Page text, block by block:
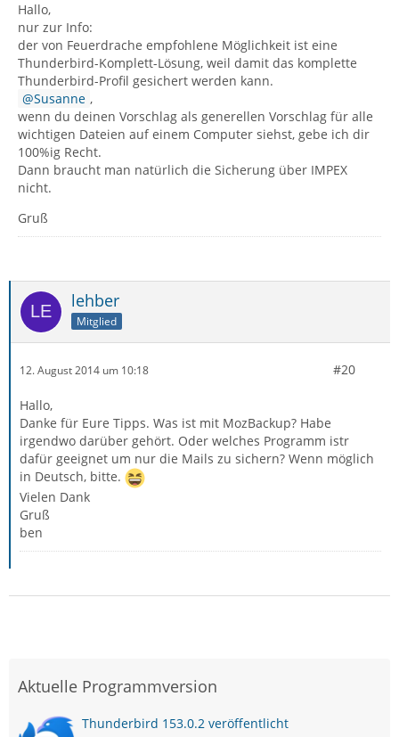
Hallo,
nur zur Info:
der von Feuerdrache empfohlene Möglichkeit ist eine
Thunderbird-Komplett-Lösung, weil damit das komplette
Thunderbird-Profil gesichert werden kann.
Susanne ,
wenn du deinen Vorschlag als generellen Vorschlag für alle
wichtigen Dateien auf einem Computer siehst, gebe ich dir
100%ig Recht.
Dann braucht man natürlich die Sicherung über IMPEX
nicht.
Gruß
lehber
Mitglied
12. August 2014 um 10:18 #20
Hallo,
Danke für Eure Tipps. Was ist mit MozBackup? Habe
irgendwo darüber gehört. Oder welches Programm istr
dafür geeignet um nur die Mails zu sichern? Wenn möglich
in Deutsch, bitte.
Vielen Dank
Gruß
ben
Aktuelle Programmversion
Thunderbird 153.0.2 veröffentlicht